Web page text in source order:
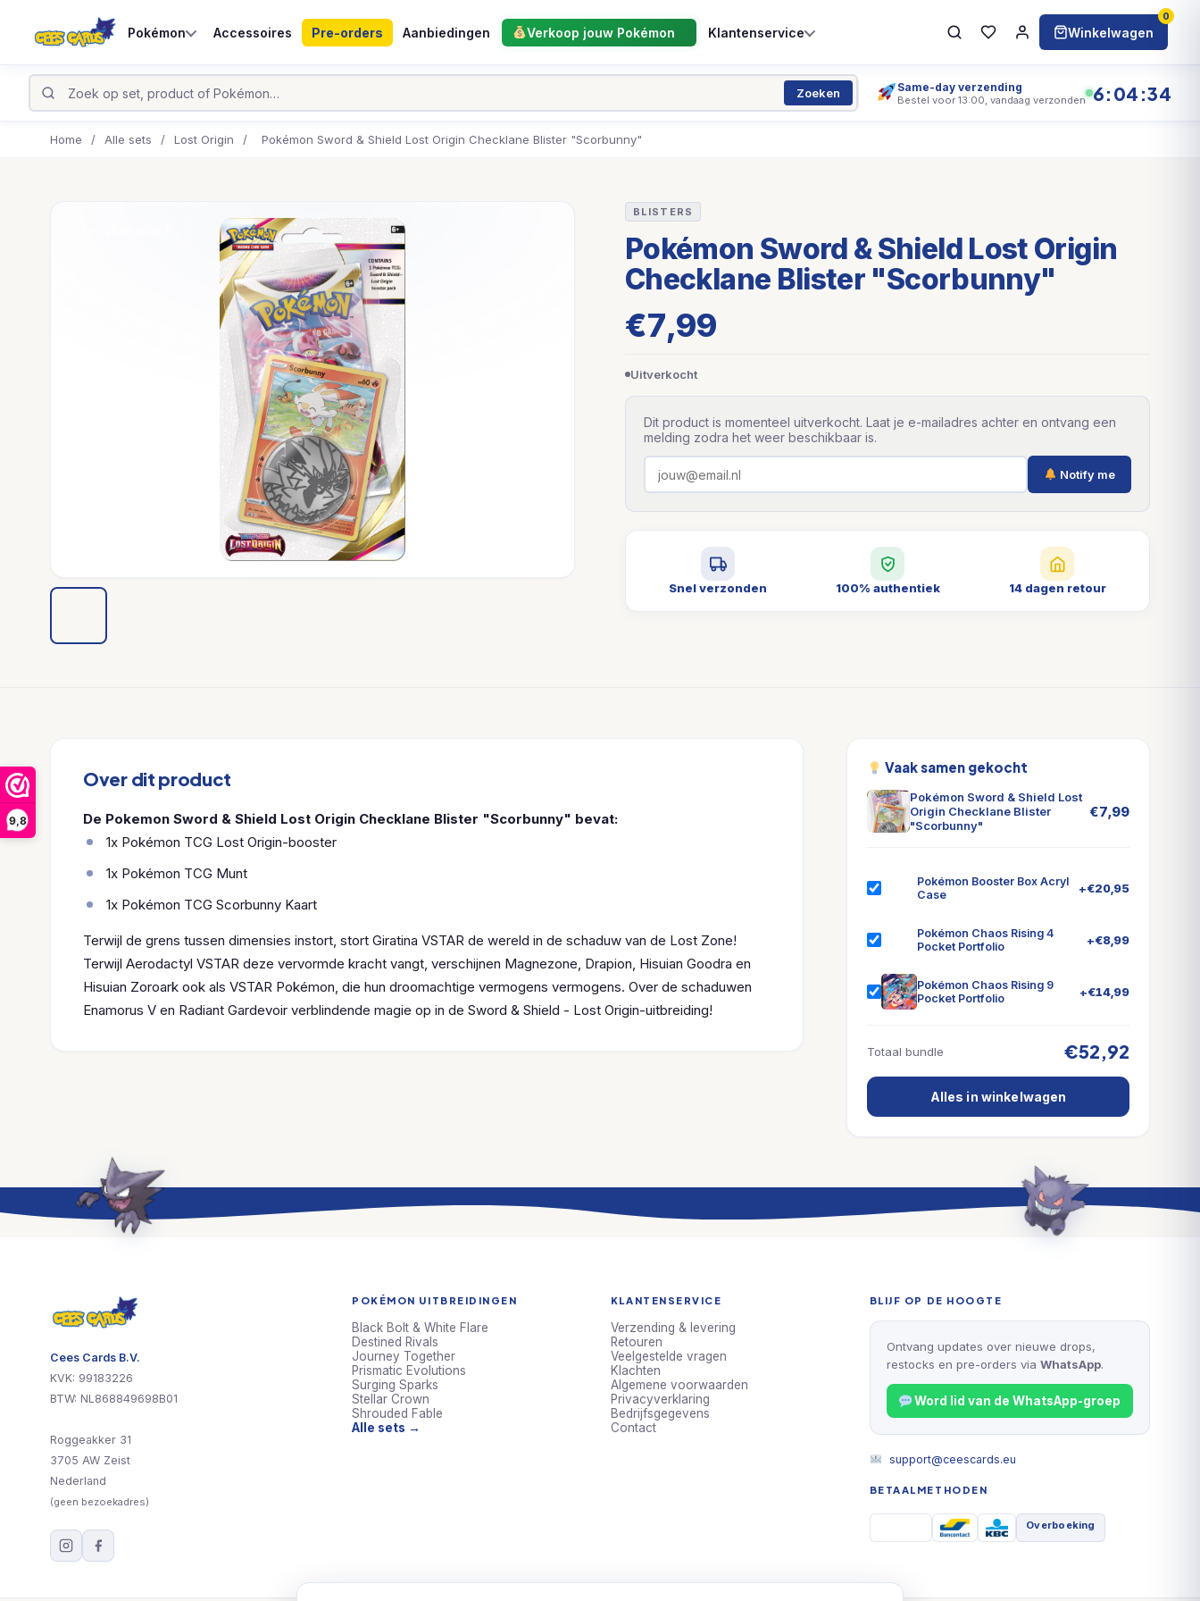
9,8
Pokémon Accessoires Pre-orders Aanbiedingen Verkoop jouw Pokémon Klantenservice Winkelwagen
0
Zoeken Same-day verzending
Bestel voor 13:00, vandaag verzonden 6:04:34
Home / Alle sets / Lost Origin / Pokémon Sword & Shield Lost Origin Checklane Blister "Scorbunny"
BLISTERS
Pokémon Sword & Shield Lost Origin
Checklane Blister "Scorbunny"
€7,99
Uitverkocht
Dit product is momenteel uitverkocht. Laat je e-mailadres achter en ontvang een
melding zodra het weer beschikbaar is.
Notify me
Snel verzonden 100% authentiek 14 dagen retour
Over dit product
De Pokemon Sword & Shield Lost Origin Checklane Blister "Scorbunny" bevat:
1x Pokémon TCG Lost Origin-booster
1x Pokémon TCG Munt
1x Pokémon TCG Scorbunny Kaart
Terwijl de grens tussen dimensies instort, stort Giratina VSTAR de wereld in de schaduw van de Lost Zone!
Terwijl Aerodactyl VSTAR deze vervormde kracht vangt, verschijnen Magnezone, Drapion, Hisuian Goodra en
Hisuian Zoroark ook als VSTAR Pokémon, die hun droomachtige vermogens vermogens. Over de schaduwen
Enamorus V en Radiant Gardevoir verblindende magie op in de Sword & Shield - Lost Origin-uitbreiding!
Vaak samen gekocht
Pokémon Sword & Shield Lost
Origin Checklane Blister
"Scorbunny"
€7,99
Pokémon Booster Box Acryl
Case
+€20,95
Pokémon Chaos Rising 4
Pocket Portfolio
+€8,99
Pokémon Chaos Rising 9
Pocket Portfolio
+€14,99
Totaal bundle €52,92
Alles in winkelwagen
Cees Cards B.V.
KVK: 99183226
BTW: NL868849698B01
Roggeakker 31
3705 AW Zeist
Nederland
(geen bezoekadres)
POKÉMON UITBREIDINGEN
Black Bolt & White Flare
Destined Rivals
Journey Together
Prismatic Evolutions
Surging Sparks
Stellar Crown
Shrouded Fable
Alle sets →
KLANTENSERVICE
Verzending & levering
Retouren
Veelgestelde vragen
Klachten
Algemene voorwaarden
Privacyverklaring
Bedrijfsgegevens
Contact
BLIJF OP DE HOOGTE
Ontvang updates over nieuwe drops,
restocks en pre-orders via WhatsApp.
Word lid van de WhatsApp-groep
support@ceescards.eu
BETAALMETHODEN
Overboeking